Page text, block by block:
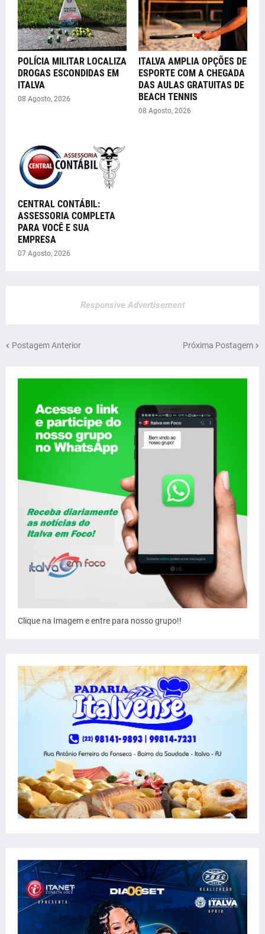
POLÍCIA MILITAR LOCALIZA
DROGAS ESCONDIDAS EM
ITALVA
08 Agosto, 2026
ITALVA AMPLIA OPÇÕES DE
ESPORTE COM A CHEGADA
DAS AULAS GRATUITAS DE
BEACH TENNIS
08 Agosto, 2026
CENTRAL CONTÁBIL:
ASSESSORIA COMPLETA
PARA VOCÊ E SUA
EMPRESA
07 Agosto, 2026
Responsive Advertisement
Postagem Anterior Próxima Postagem
Clique na Imagem e entre para nosso grupo!!